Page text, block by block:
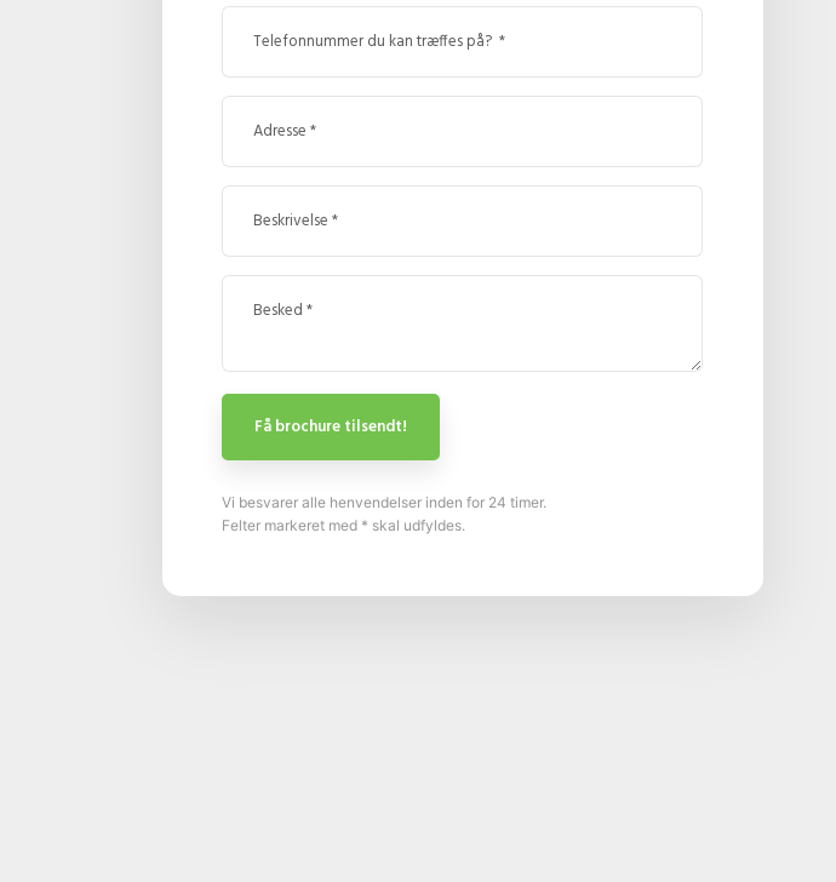
Vi besvarer alle henvendelser inden for 24 timer.
Felter markeret med * skal udfyldes.​